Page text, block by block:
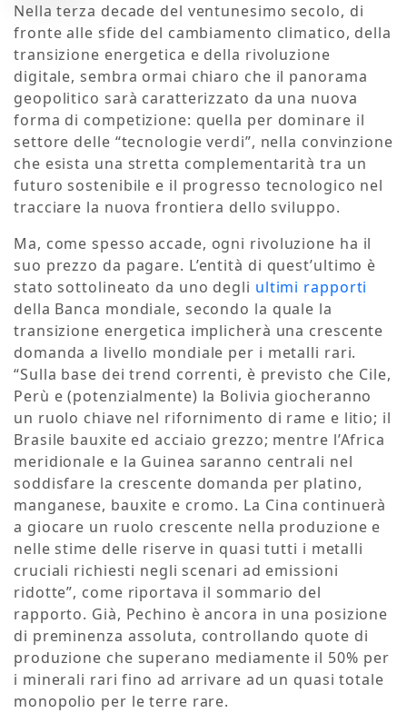
Nella terza decade del ventunesimo secolo, di
fronte alle sfide del cambiamento climatico, della
transizione energetica e della rivoluzione
digitale, sembra ormai chiaro che il panorama
geopolitico sarà caratterizzato da una nuova
forma di competizione: quella per dominare il
settore delle “tecnologie verdi”, nella convinzione
che esista una stretta complementarità tra un
futuro sostenibile e il progresso tecnologico nel
tracciare la nuova frontiera dello sviluppo.
Ma, come spesso accade, ogni rivoluzione ha il
suo prezzo da pagare. L’entità di quest’ultimo è
stato sottolineato da uno degli ultimi rapporti
della Banca mondiale, secondo la quale la
transizione energetica implicherà una crescente
domanda a livello mondiale per i metalli rari.
“Sulla base dei trend correnti, è previsto che Cile,
Perù e (potenzialmente) la Bolivia giocheranno
un ruolo chiave nel rifornimento di rame e litio; il
Brasile bauxite ed acciaio grezzo; mentre l’Africa
meridionale e la Guinea saranno centrali nel
soddisfare la crescente domanda per platino,
manganese, bauxite e cromo. La Cina continuerà
a giocare un ruolo crescente nella produzione e
nelle stime delle riserve in quasi tutti i metalli
cruciali richiesti negli scenari ad emissioni
ridotte”, come riportava il sommario del
rapporto. Già, Pechino è ancora in una posizione
di preminenza assoluta, controllando quote di
produzione che superano mediamente il 50% per
i minerali rari fino ad arrivare ad un quasi totale
monopolio per le terre rare.